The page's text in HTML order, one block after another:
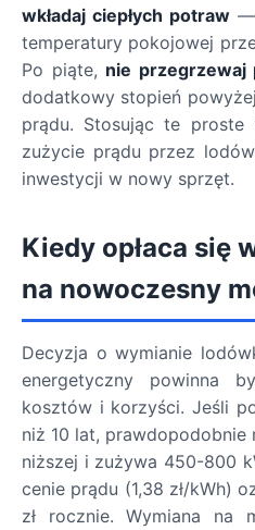
wkładaj ciepłych potraw —
temperatury pokojowej
Po piąte, nie przegrzewaj
dodatkowy stopień
prądu. Stosując te proste
zużycie prądu przez
inwestycji w nowy sprzęt.
Kiedy opłaca się
na nowoczesny
Decyzja o wymianie
energetyczny powinna
kosztów i korzyści. Jeśli
niż 10 lat, prawdopodobnie
niższej i zużywa 450-800
cenie prądu (1,38 zł/kWh)
zł rocznie. Wymiana na